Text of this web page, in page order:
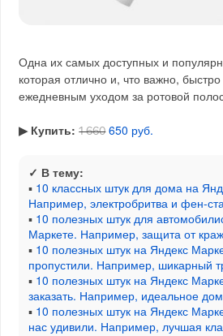
Одна их самых доступных и
которая отлично и, что важно,
ежедневным уходом за ротовой
▶︎ Купить: 1 660 650 руб.
✓ В тему:
▪ 10 классных штук для дома на
Например, электробритва и фен-
▪ 10 полезных штук для
Маркете. Например, защита от
▪ 10 полезных штук на Яндекс
пропустили. Например, шикарный
▪ 10 полезных штук на Яндекс
заказать. Например, идеальное
▪ 10 полезных штук на Яндекс
нас удивили. Например, лучшая